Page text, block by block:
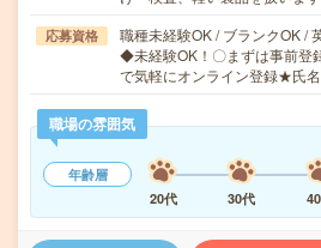
応募資格
職種未経験OK / ブランクOK /
◆未経験OK！〇まずは事前登
で気軽にオンライン登録★氏
職場の雰囲気
年齢層
20代
30代